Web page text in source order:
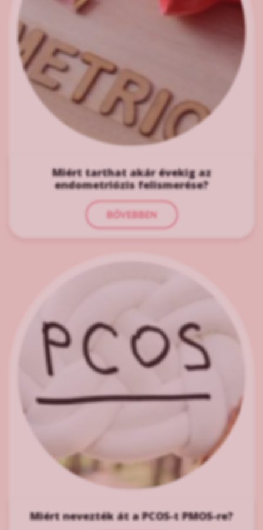
Miért tarthat akár évekig az
endometriózis felismerése?
BŐVEBBEN
Miért nevezték át a PCOS-t PMOS-re?